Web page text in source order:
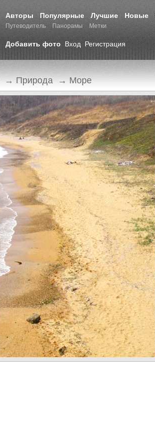
Авторы Популярные Лучшие Новые
Путеводитель Панорамы Метки
Добавить фото Вход Регистрация
→ Природа → Море